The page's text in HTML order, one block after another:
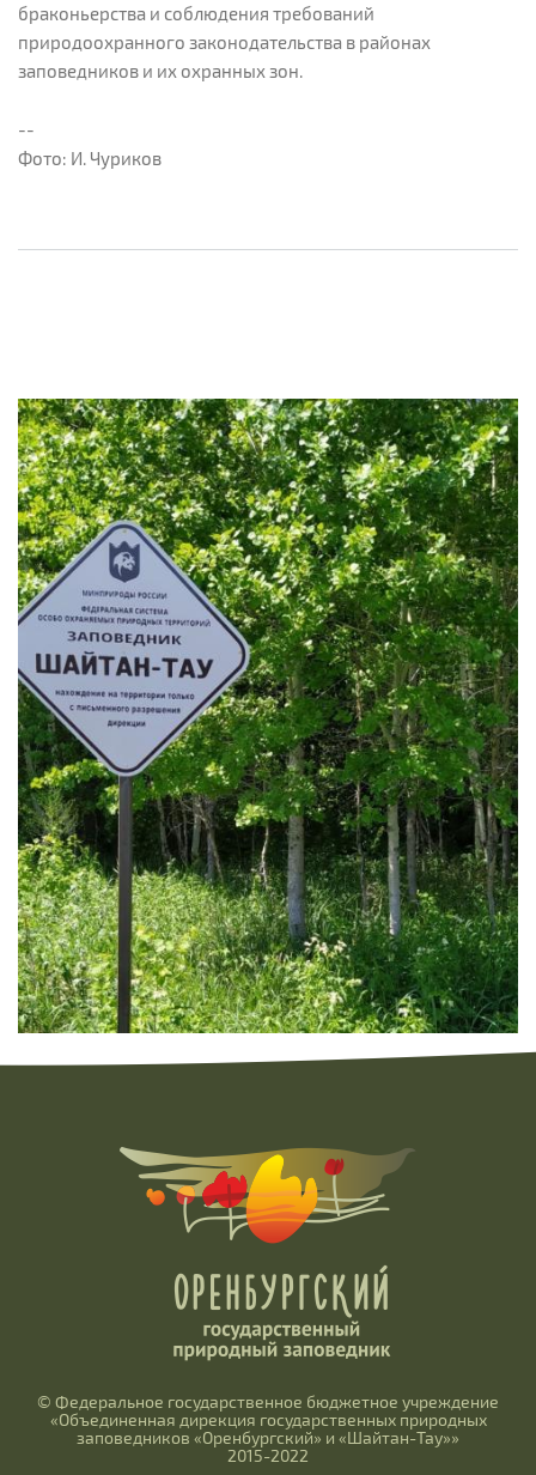
браконьерства и соблюдения требований
природоохранного законодательства в районах
заповедников и их охранных зон.
--
Фото: И. Чуриков
© Федеральное государственное бюджетное учреждение
«Объединенная дирекция государственных природных
заповедников «Оренбургский» и «Шайтан-Тау»»
2015-2022